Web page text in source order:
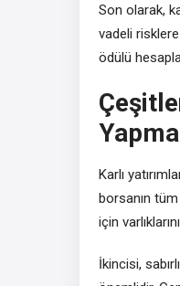
Son olarak,
vadeli
ödülü
Karlı
borsanın
için
İkincisi,